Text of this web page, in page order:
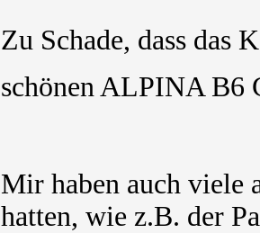
Zu Schade, dass das
schönen ALPINA
Mir haben auch viele
hatten, wie z.B. der